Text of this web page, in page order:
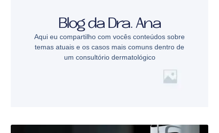
Blog da Dra. Ana
Aqui eu compartilho com vocês conteúdos sobre
temas atuais e os casos mais comuns dentro de
um consultório dermatológico